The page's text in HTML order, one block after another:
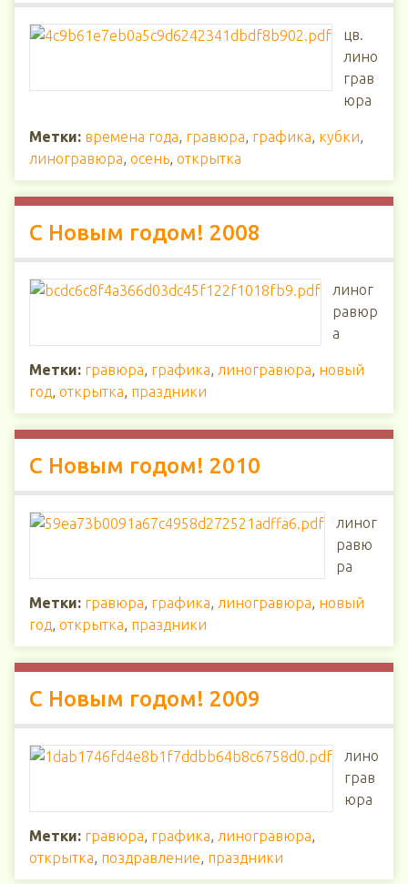
цв.
лино
грав
юра
Метки: времена года, гравюра, графика, кубки,
линогравюра, осень, открытка
С Новым годом! 2008
линог
равюр
а
Метки: гравюра, графика, линогравюра, новый
год, открытка, праздники
С Новым годом! 2010
линог
равю
ра
Метки: гравюра, графика, линогравюра, новый
год, открытка, праздники
С Новым годом! 2009
лино
грав
юра
Метки: гравюра, графика, линогравюра,
открытка, поздравление, праздники